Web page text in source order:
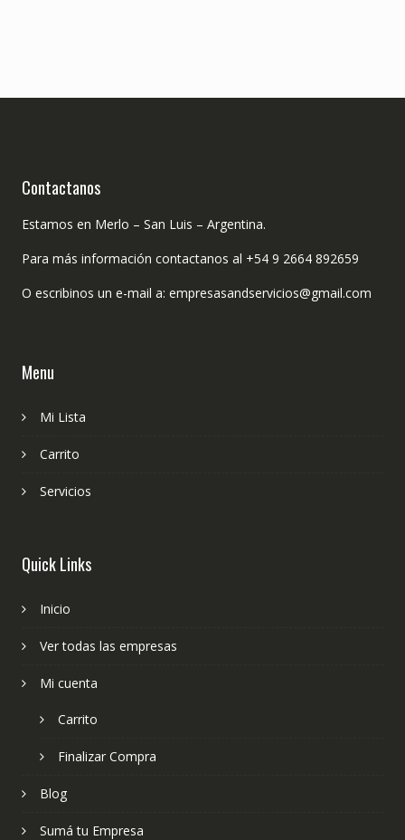
Contactanos
Estamos en Merlo – San Luis – Argentina.
Para más información contactanos al +54 9 2664 892659
O escribinos un e-mail a: empresasandservicios@gmail.com
Menu
Mi Lista
Carrito
Servicios
Quick Links
Inicio
Ver todas las empresas
Mi cuenta
Carrito
Finalizar Compra
Blog
Sumá tu Empresa